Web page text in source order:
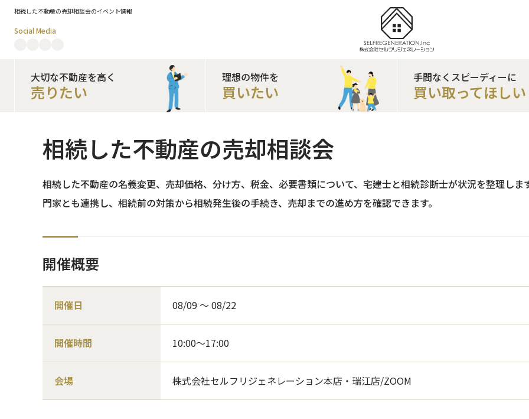
相続した不動産の売却相談会のイベント情報
Social Media
大切な不動産を高く
売りたい
理想の物件を
買いたい
手間なくスピーディーに
買い取ってほしい
相続した不動産の売却相談会
相続した不動産の名義変更、売却価格、分け方、税金、必要書類について、宅建士と相続診断士が状況を整理し
門家とも連携し、相続前の対策から相続発生後の手続き、売却までの進め方を確認できます。
開催概要
開催日 08/09 〜 08/22
開催時間 10:00～17:00
会場 株式会社セルフリジェネレーション本店・瑞江店/ZOOM